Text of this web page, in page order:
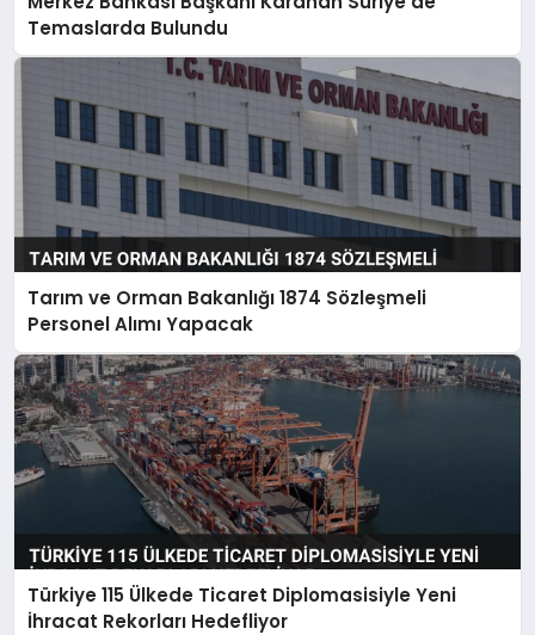
Temaslarda Bulundu
Tarım ve Orman Bakanlığı 1874 Sözleşmeli
Personel Alımı Yapacak
Türkiye 115 Ülkede Ticaret Diplomasisiyle Yeni
İhracat Rekorları Hedefliyor